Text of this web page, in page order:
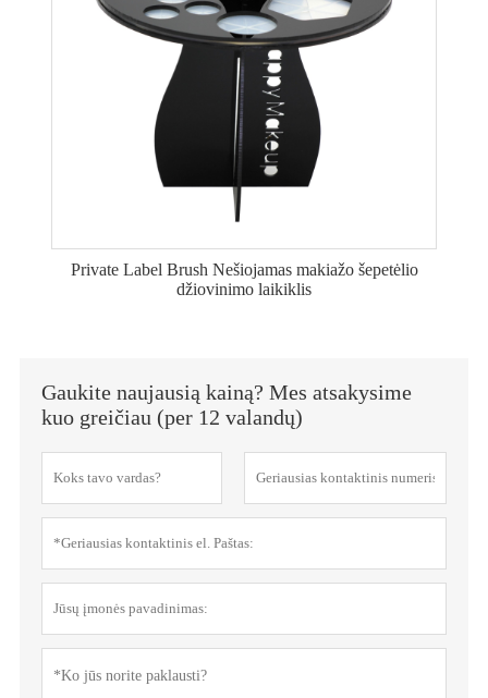
Private Label Brush Nešiojamas makiažo šepetėlio
džiovinimo laikiklis
Gaukite naujausią kainą? Mes atsakysime
kuo greičiau (per 12 valandų)